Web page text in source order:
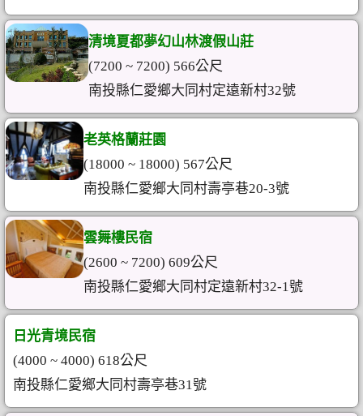
清境夏都夢幻山林渡假山莊
(7200 ~ 7200) 566公尺
南投縣仁愛鄉大同村定遠新村32號
老英格蘭莊園
(18000 ~ 18000) 567公尺
南投縣仁愛鄉大同村壽亭巷20-3號
雲舞樓民宿
(2600 ~ 7200) 609公尺
南投縣仁愛鄉大同村定遠新村32-1號
日光青境民宿
(4000 ~ 4000) 618公尺
南投縣仁愛鄉大同村壽亭巷31號